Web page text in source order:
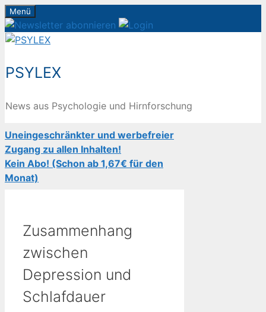
Zum
Inhalt
springen
Menü
PSYLEX
News aus Psychologie und Hirnforschung
Uneingeschränkter und werbefreier
Zugang zu allen Inhalten!
Kein Abo! (Schon ab 1,67€ für den
Monat)
Zusammenhang
zwischen
Depression und
Schlafdauer